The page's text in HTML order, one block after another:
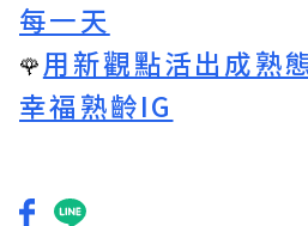
每一天
🌹用新觀點活出成熟
幸福熟齡IG